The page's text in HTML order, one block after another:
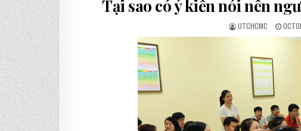
Tại sao có ý kiến nói nên
UTCHCMC